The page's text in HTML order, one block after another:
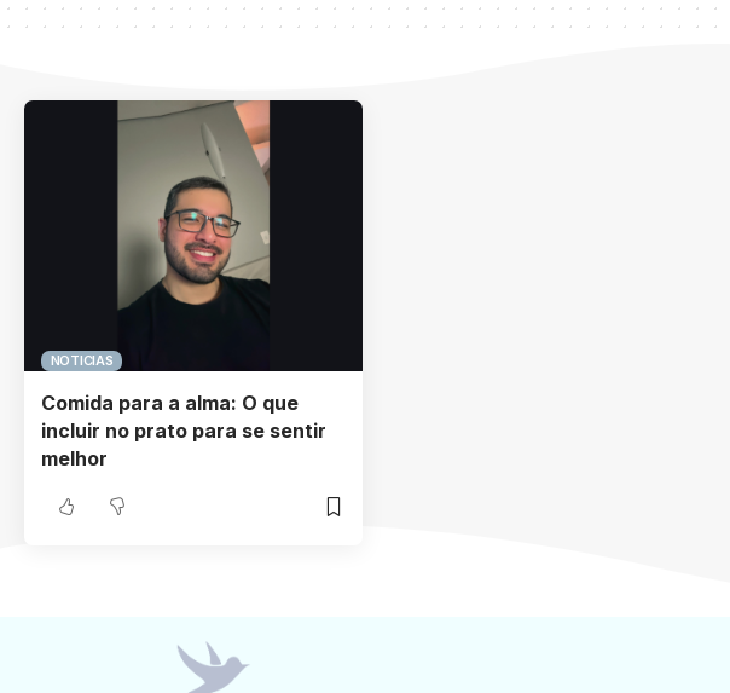
NOTICIAS
Comida para a alma: O que
incluir no prato para se sentir
melhor